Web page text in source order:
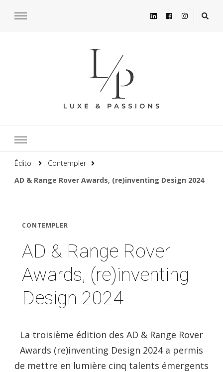
Édito
Contempler
AD & Range Rover Awards, (re)inventing Design 2024
CONTEMPLER
AD & Range Rover
Awards, (re)inventing
Design 2024
La troisième édition des AD & Range Rover
Awards (re)inventing Design 2024 a permis
de mettre en lumière cinq talents émergents